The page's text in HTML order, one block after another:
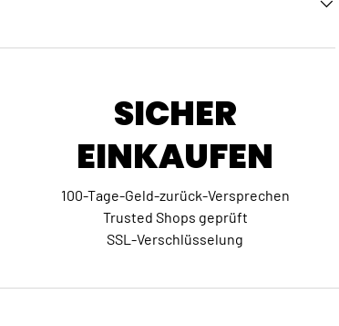
SICHER
EINKAUFEN
100-Tage-Geld-zurück-Versprechen
Trusted Shops geprüft
SSL-Verschlüsselung